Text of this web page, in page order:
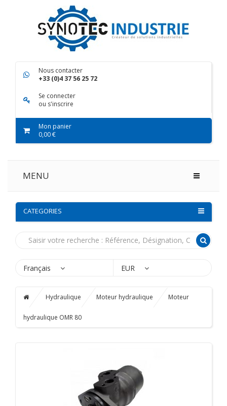
Nous contacter
+33 (0)4 37 56 25 72
Se connecter
ou s'inscrire
Mon panier
0,00 €
MENU
CATEGORIES
Français EUR
Hydraulique Moteur hydraulique Moteur
hydraulique OMR 80